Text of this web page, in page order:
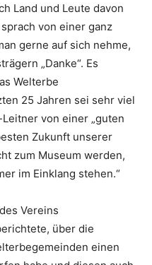
Land und Leute davon
von einer ganz
gerne auf sich nehme,
„Danke“. Es
Welterbe
25 Jahren sei sehr viel
von einer „guten
Zukunft unserer
zum Museum werden,
im Einklang stehen.“
Vereins
über die
einen